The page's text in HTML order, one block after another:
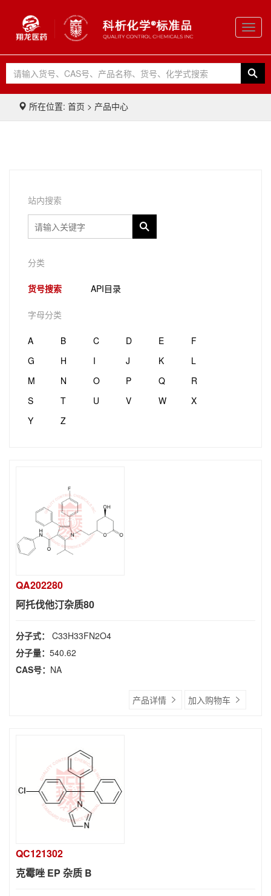
所在位置: 首页 > 产品中心
站内搜索
分类
货号搜索 API目录
字母分类
A B C D E
F
G
H I J K
L
M
N O P Q
R
S
T U V W
X
Y
Z
QA202280
阿托伐他汀杂质80
分子式： C33H33FN2O4
分子量： 540.62
CAS号： NA
产品详情 加入购物车
QC121302
克霉唑 EP 杂质 B